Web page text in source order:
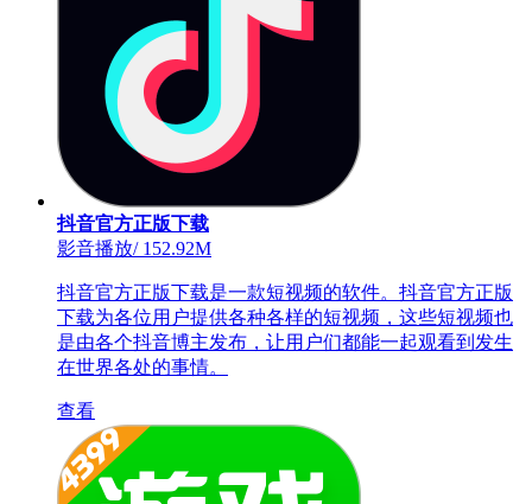
抖音官方正版下载
影音播放/152.92M
抖音官方正版下载是一款短视频的软件。抖音官方正版
下载为各位用户提供各种各样的短视频，这些短视频也
是由各个抖音博主发布，让用户们都能一起观看到发生
在世界各处的事情。
查看